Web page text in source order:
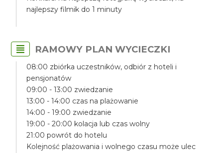
najlepszy filmik do 1 minuty
RAMOWY PLAN WYCIECZKI
08:00 zbiórka uczestników, odbiór z hoteli i
pensjonatów
09:00 - 13:00 zwiedzanie
13:00 - 14:00 czas na plażowanie
14:00 - 19:00 zwiedzanie
19:00 - 20:00 kolacja lub czas wolny
21:00 powrót do hotelu
Kolejność plażowania i wolnego czasu może ulec